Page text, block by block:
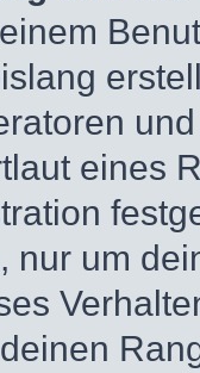
eines
nur um